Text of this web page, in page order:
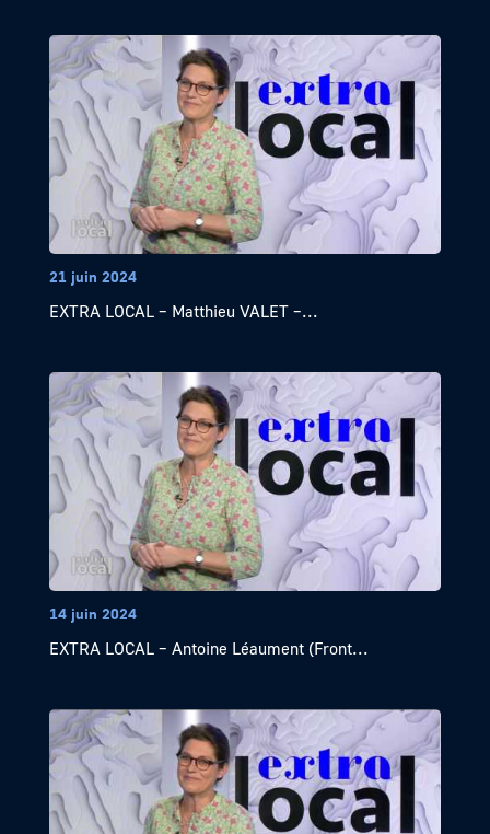
21 juin 2024
EXTRA LOCAL – Matthieu VALET –...
14 juin 2024
EXTRA LOCAL – Antoine Léaument (Front...